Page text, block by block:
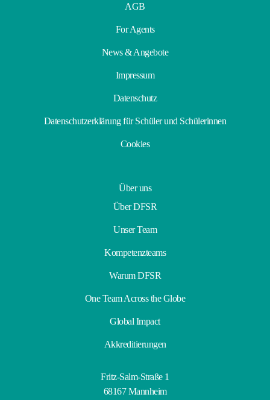
AGB
For Agents
News & Angebote
Impressum
Datenschutz
Datenschutzerklärung für Schüler und Schülerinnen
Cookies
Über uns
Über DFSR
Unser Team
Kompetenzteams
Warum DFSR
One Team Across the Globe
Global Impact
Akkreditierungen
Fritz-Salm-Straße 1
68167 Mannheim